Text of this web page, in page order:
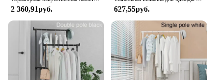
2 360,91руб. 627,55руб.